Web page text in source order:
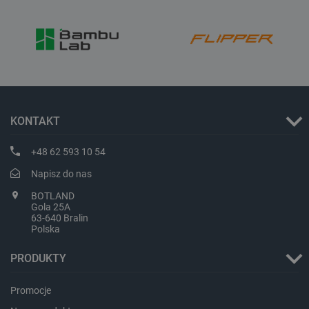
KONTAKT
+48 62 593 10 54
Napisz do nas
BOTLAND
Gola 25A
63-640 Bralin
Polska
PRODUKTY
Promocje
botland.com.pl